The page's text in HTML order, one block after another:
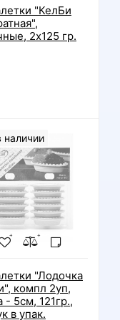
"КелБи
2х125 гр.
наличии
"Лодочка
компл 2уп,
- 5см, 121гр.,
в упак.